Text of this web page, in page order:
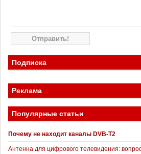
Подписка
Реклама
Популярные статьи
Почему не находит каналы DVB-T2
Антенна для цифрового телевидения: